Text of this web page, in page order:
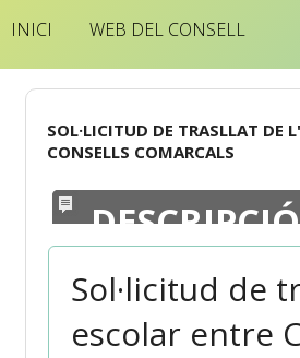
INICI WEB DEL CONSELL
SOL·LICITUD DE TRASLLAT DE
CONSELLS COMARCALS
DESCRIPCIÓ
Sol·licitud de
escolar entre